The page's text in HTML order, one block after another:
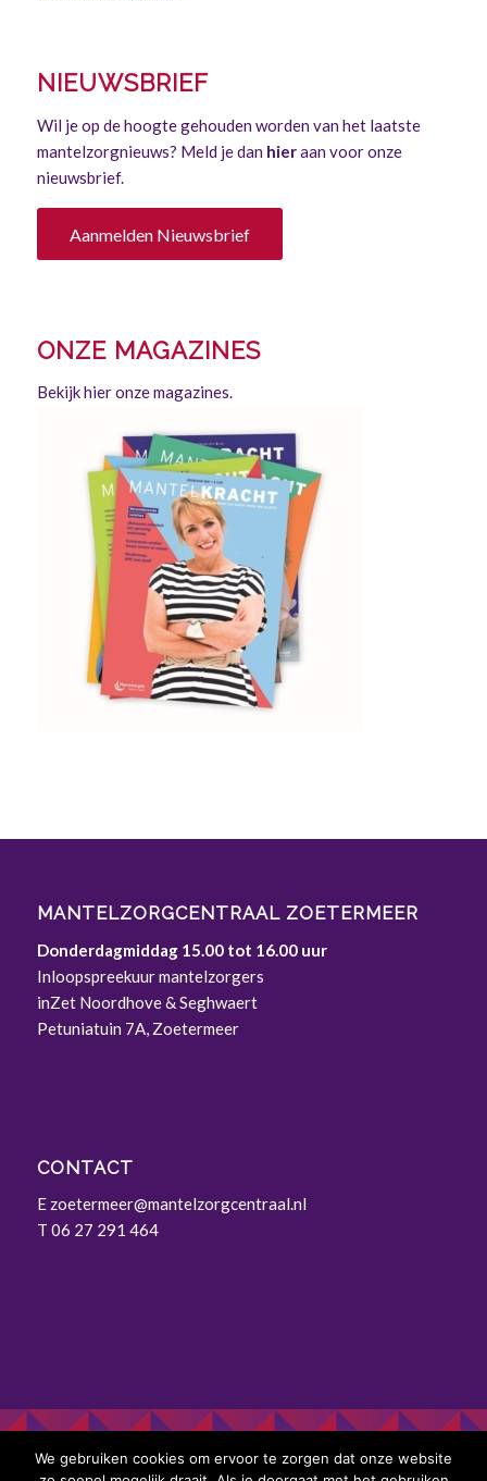
NIEUWSBRIEF
Wil je op de hoogte gehouden worden van het laatste
mantelzorgnieuws? Meld je dan hieraan voor onze
nieuwsbrief.
Aanmelden Nieuwsbrief
ONZE MAGAZINES
Bekijk hier onze magazines.
MANTELZORGCENTRAAL ZOETERMEER
Donderdagmiddag 15.00 tot 16.00 uur
Inloopspreekuur mantelzorgers
inZet Noordhove & Seghwaert
Petuniatuin 7A, Zoetermeer
CONTACT
E zoetermeer@mantelzorgcentraal.nl
T 06 27 291 464
We gebruiken cookies om ervoor te zorgen dat onze website